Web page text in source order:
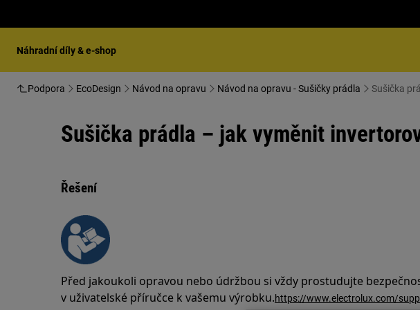
Náhradní díly & e-shop
Podpora EcoDesign Návod na opravu Návod na opravu - Sušičky prádla Sušička
Sušička prádla – jak vyměnit
Řešení
Před jakoukoli opravou nebo údržbou si vždy prostudujte
v uživatelské příručce k vašemu výrobku.https://www.electrolux.com/